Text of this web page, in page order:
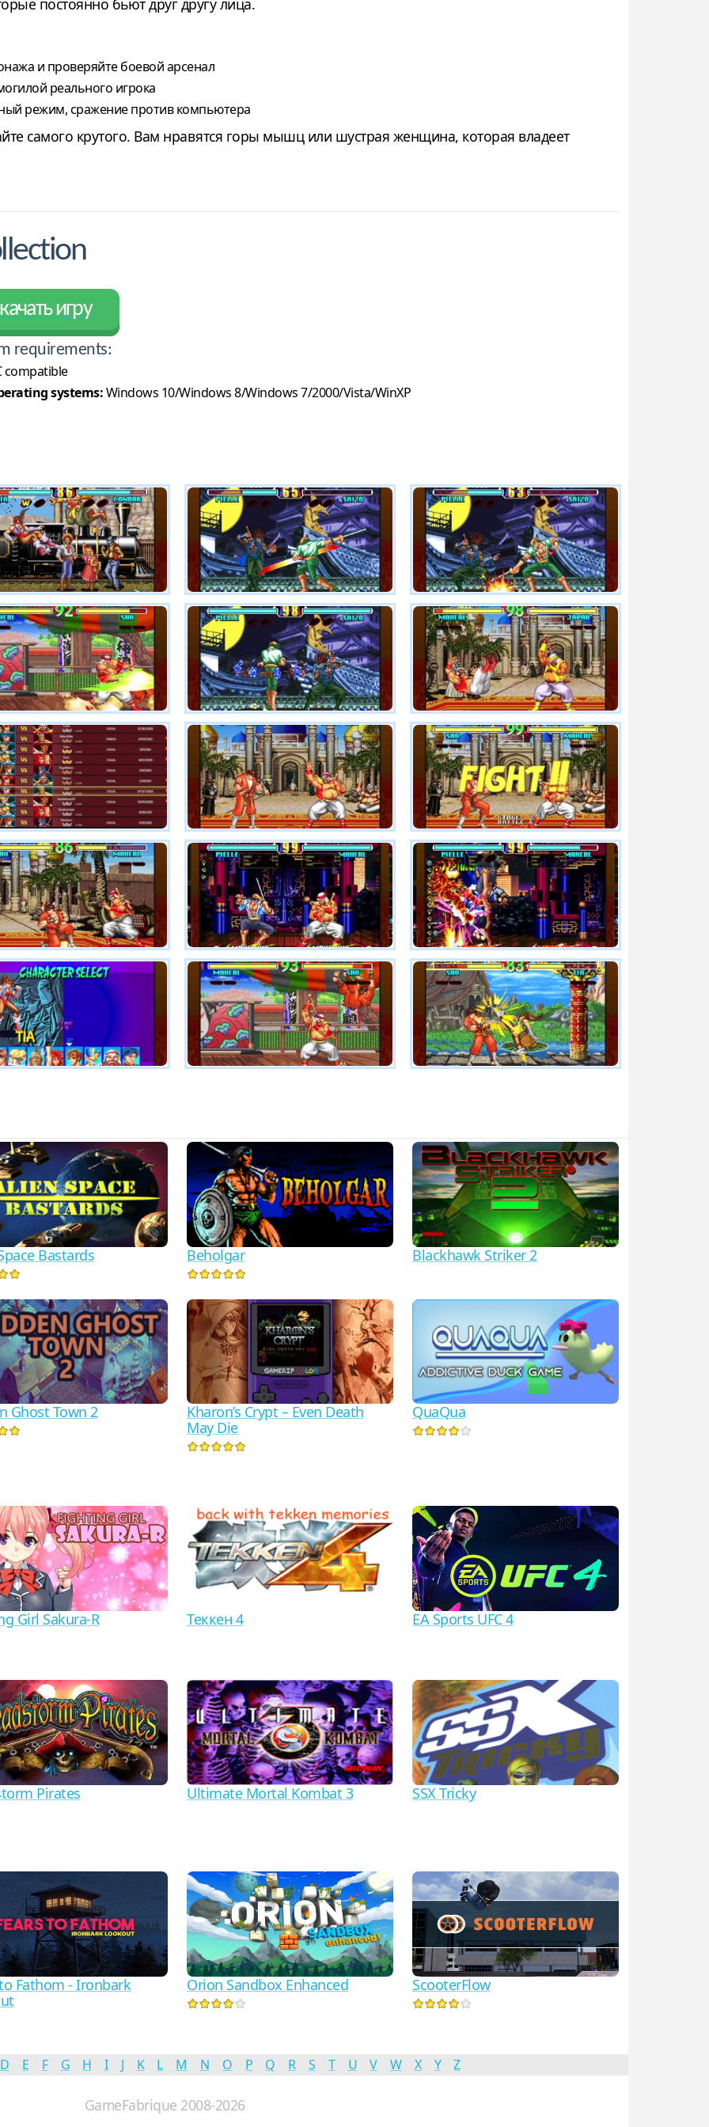
постоянно бьют друг другу лица.
и проверяйте боевой арсенал
реального игрока
режим, сражение против компьютера
самого крутого. Вам нравятся горы мышц или шустрая женщина, которая владеет
игру
requirements:
compatible
systems:Windows 10/Windows 8/Windows 7/2000/Vista/WinXP
Bastards Beholgar Blackhawk Striker 2
Ghost Town 2
Kharon’s Crypt – Even Death
May Die
QuaQua
Girl Sakura-R Теккен 4 EA Sports UFC 4
Pirates Ultimate Mortal Kombat 3 SSX Tricky
Fathom - Ironbark
Orion Sandbox Enhanced ScooterFlow
D E F G H I J K L M N O P Q R S T U V W X Y Z
GameFabrique 2008-2026